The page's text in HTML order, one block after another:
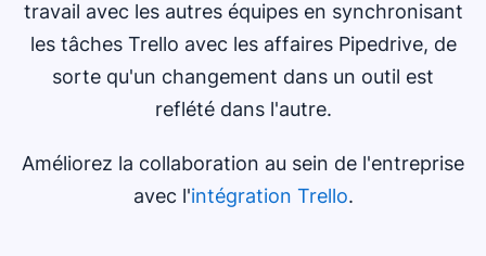
travail avec les autres équipes en synchronisant
les tâches Trello avec les affaires Pipedrive, de
sorte qu'un changement dans un outil est
reflété dans l'autre.
Améliorez la collaboration au sein de l'entreprise
avec l'intégration Trello.